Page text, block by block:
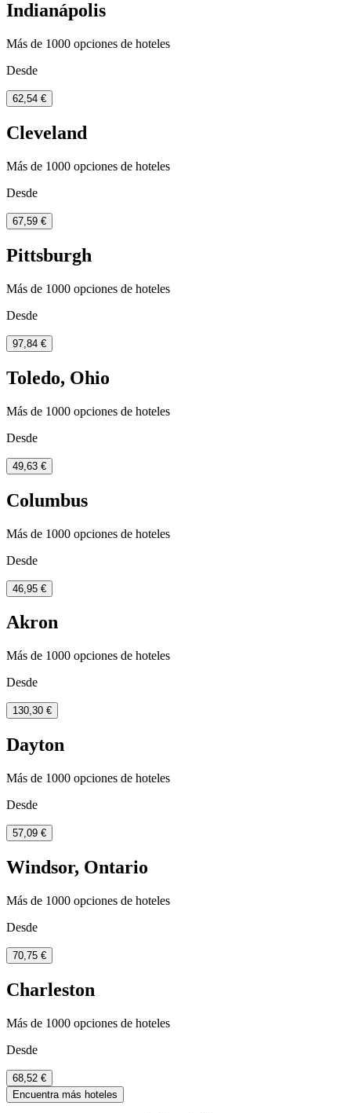
Indianápolis
Más de 1000 opciones de hoteles
Desde
62,54 €
Cleveland
Más de 1000 opciones de hoteles
Desde
67,59 €
Pittsburgh
Más de 1000 opciones de hoteles
Desde
97,84 €
Toledo, Ohio
Más de 1000 opciones de hoteles
Desde
49,63 €
Columbus
Más de 1000 opciones de hoteles
Desde
46,95 €
Akron
Más de 1000 opciones de hoteles
Desde
130,30 €
Dayton
Más de 1000 opciones de hoteles
Desde
57,09 €
Windsor, Ontario
Más de 1000 opciones de hoteles
Desde
70,75 €
Charleston
Más de 1000 opciones de hoteles
Desde
68,52 €
Encuentra más hoteles